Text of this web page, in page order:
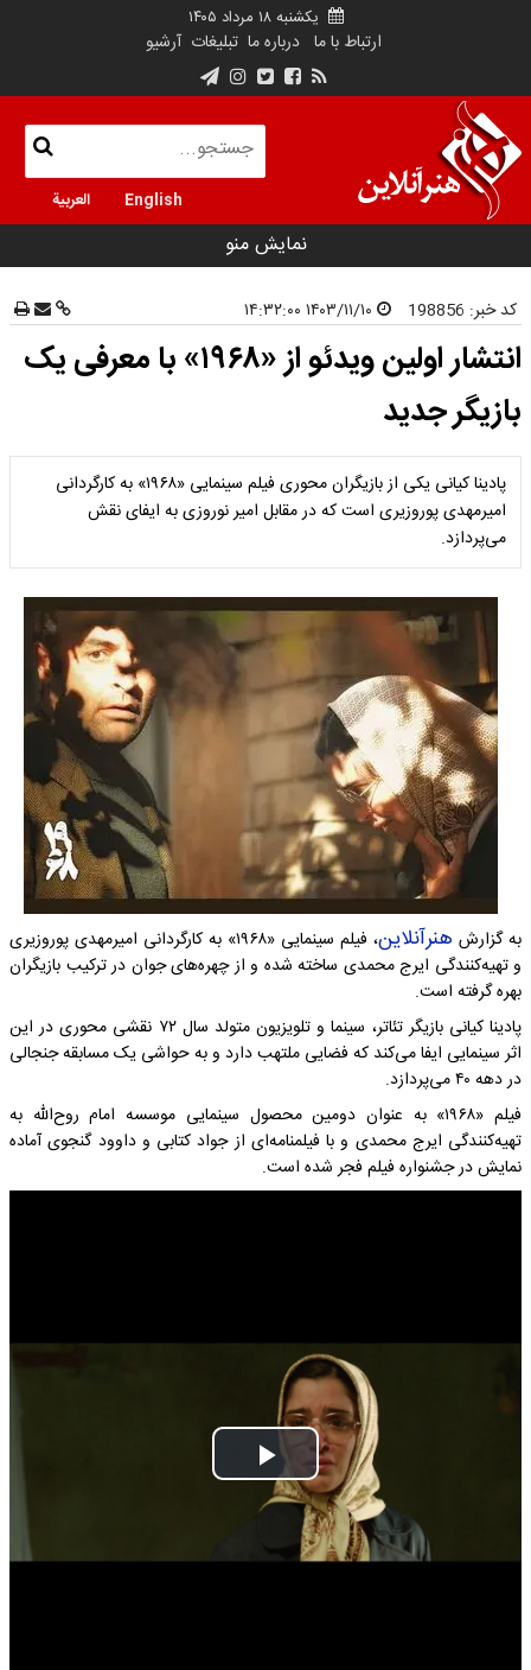
یکشنبه ۱۸ مرداد ۱۴۰۵
ارتباط با ما درباره ما تبلیغات آرشیو
English العربية
نمایش منو
کد خبر: 198856
انتشار اولین ویدئو از «۱۹۶۸» با معرفی یک
بازیگر جدید
پادینا کیانی یکی از بازیگران محوری فیلم سینمایی «۱۹۶۸» به کارگردانی
امیرمهدی پوروزیری است که در مقابل امیر نوروزی به ایفای نقش
می‌پردازد.
به گزارش هنرآنلاین
، فیلم سینمایی «۱۹۶۸» به کارگردانی امیرمهدی پوروزیری
و تهیه‌کنندگی ایرج محمدی ساخته شده و از چهره‌های جوان در ترکیب بازیگران
بهره گرفته است.
پادینا کیانی بازیگر تئاتر، سینما و تلویزیون متولد سال ۷۲ نقشی محوری در این
اثر سینمایی ایفا می‌کند که فضایی ملتهب دارد و به حواشی یک مسابقه جنجالی
در دهه ۴۰ می‌پردازد.
فیلم «۱۹۶۸» به عنوان دومین محصول سینمایی موسسه امام روح‌الله به
تهیه‌کنندگی ایرج محمدی و با فیلمنامه‌ای از جواد کتابی و داوود گنجوی آماده
نمایش در جشنواره فیلم فجر شده است.
Play